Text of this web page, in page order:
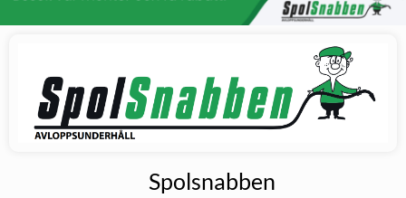
Spolsnabben